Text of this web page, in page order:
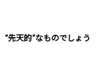
先天的”なものでしょう